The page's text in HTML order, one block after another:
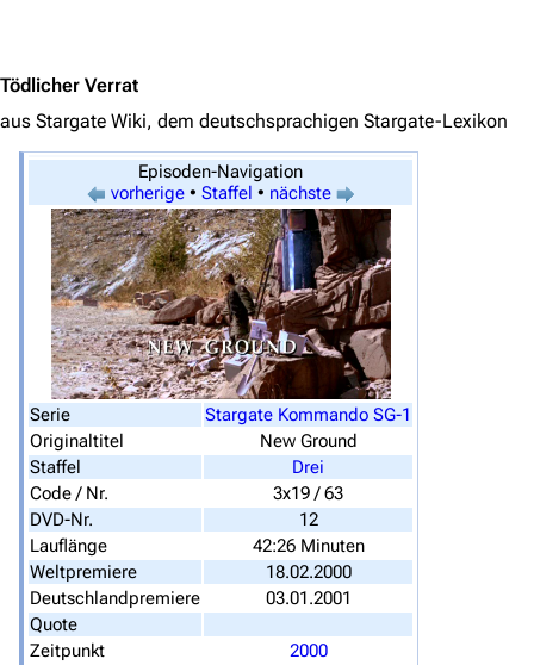
3638 2133 346.354
Navigation
Hauptseite
Von A bis Z
Zufälliger Artikel
Datei hochladen
Filme und Serien
Überblick
Tödlicher Verrat
aus Stargate Wiki, dem deutschsprachigen Stargate-Lexikon
Episoden-Navigation
vorherige• Staffel • nächste
Serie
Stargate Kommando SG-1
Originaltitel
New Ground
Staffel
Drei
Code / Nr.
3x19 / 63
DVD-Nr.
12
Lauflänge
42:26 Minuten
Weltpremiere
18.02.2000
Deutschlandpremiere
03.01.2001
Quote
Zeitpunkt
2000